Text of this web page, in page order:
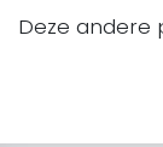
Deze andere